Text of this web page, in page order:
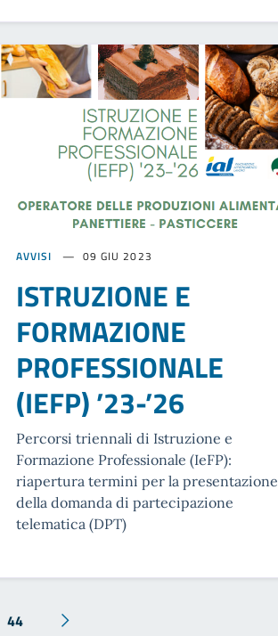
AVVISI 09 GIU 2023
ISTRUZIONE E
FORMAZIONE
PROFESSIONALE
(IEFP) ’23-’26
Percorsi triennali di Istruzione e
Formazione Professionale (IeFP):
riapertura termini per la presentazione
della domanda di partecipazione
telematica (DPT)
44